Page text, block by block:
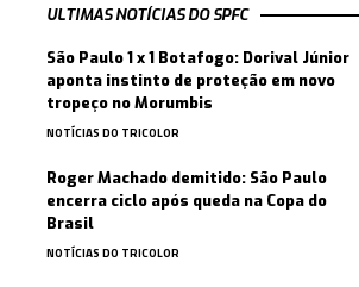
ULTIMAS NOTÍCIAS DO SPFC
São Paulo 1 x 1 Botafogo: Dorival Júnior
aponta instinto de proteção em novo
tropeço no Morumbis
NOTÍCIAS DO TRICOLOR
Roger Machado demitido: São Paulo
encerra ciclo após queda na Copa do
Brasil
NOTÍCIAS DO TRICOLOR